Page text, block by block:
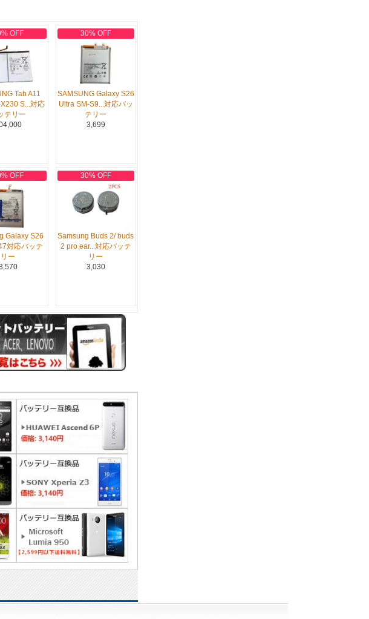
OFF
Tab A11
S...対応
テリー
30% OFF
SAMSUNG Galaxy S26
Ultra SM-S9...対応バッ
テリー
3,699
OFF
Galaxy S26
対応バッテ
リー
30% OFF
Samsung Buds 2/ buds
2 pro ear...対応バッテ
リー
3,030